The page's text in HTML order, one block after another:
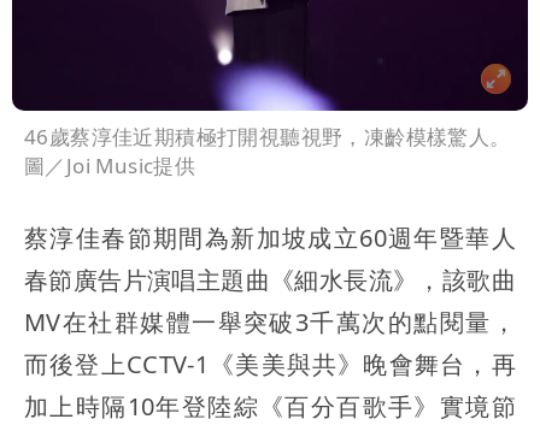
46歲蔡淳佳近期積極打開視聽視野，凍齡模樣驚人。
圖／Joi Music提供
蔡淳佳春節期間為新加坡成立60週年暨華人
春節廣告片演唱主題曲《細水長流》，該歌曲
MV在社群媒體一舉突破3千萬次的點閱量，
而後登上CCTV-1《美美與共》晚會舞台，再
加上時隔10年登陸綜《百分百歌手》實境節